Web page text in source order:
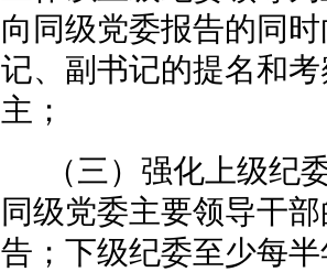
向同级党委报告的同
记、副书记的提名和
主；
（三）强化上级纪
同级党委主要领导干
告；下级纪委至少每